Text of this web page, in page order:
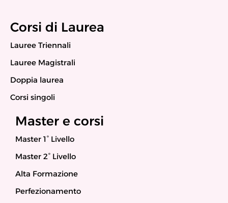
Corsi di Laurea
Lauree Triennali
Lauree Magistrali
Doppia laurea
Corsi singoli
Master e corsi
Master 1° Livello
Master 2° Livello
Alta Formazione
Perfezionamento